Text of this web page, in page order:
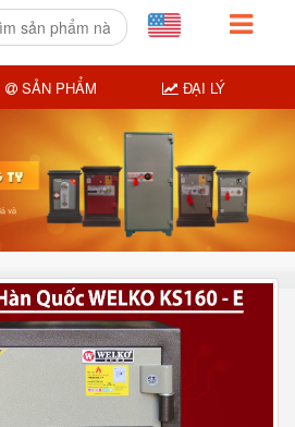
SẢN PHẨM ĐẠI LÝ